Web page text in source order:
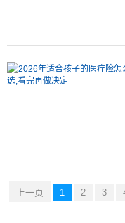
上一页 1 2 3